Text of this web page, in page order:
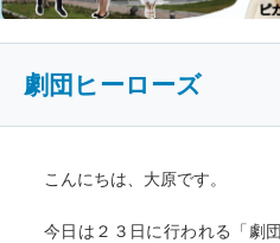
劇団ヒーローズ
こんにちは、大原です。
今日は２３日に行われる「劇